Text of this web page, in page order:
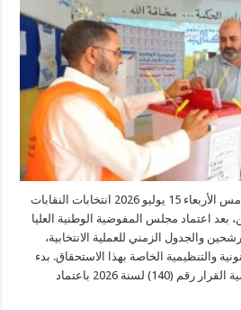
النقابات
الفرعية
للمعلمين..
مغلقة
الصباح / مني عريبي انطلقت أمس الأربعاء 15 يوليو 2026 انتخابات النقابات
بعد اعتماد مجلس المفوضية الوطنية العليا
والجدول الزمني للعملية الانتخابية،
والتنظيمية الخاصة بهذا الاستحقاق. بدء
الأقتراع وأصدر مجلس المفوضية القرار رقم (140) لسنة 2026 باعتماد